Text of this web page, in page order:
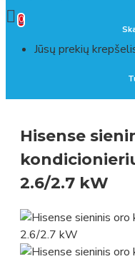
0
Jūsų prekių
Hisense
2.6/2.7 kW